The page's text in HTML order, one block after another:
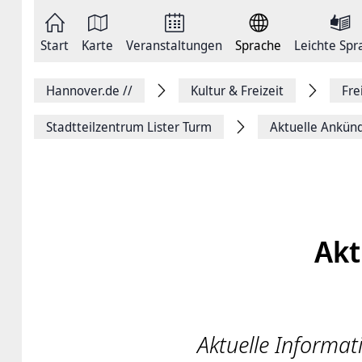
springen
Start Karte Veranstaltungen Sprache Leichte
FacebookHannover.de // Kultur & Freizeit
Stadtteilzentrum Lister Turm Aktuelle
Aktuelle